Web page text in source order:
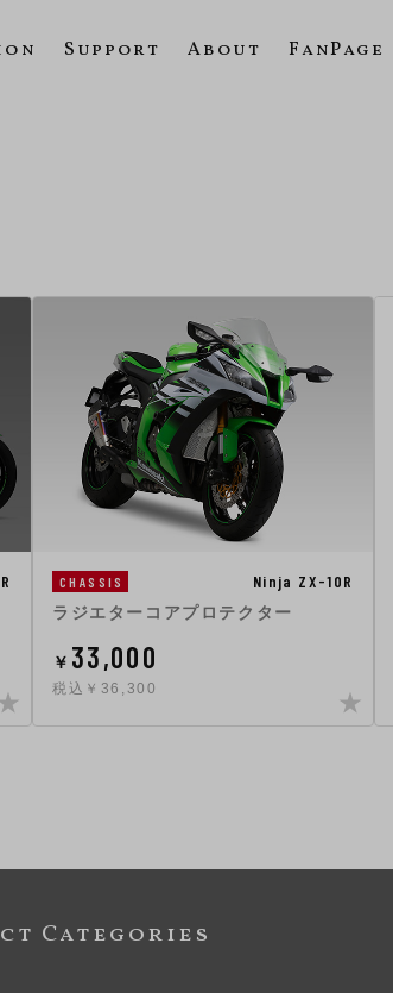
Support About FanPage
CHASSIS Ninja ZX-10R
ラジエターコアプロテクター
￥ 33,000
税込￥36,300
Categories